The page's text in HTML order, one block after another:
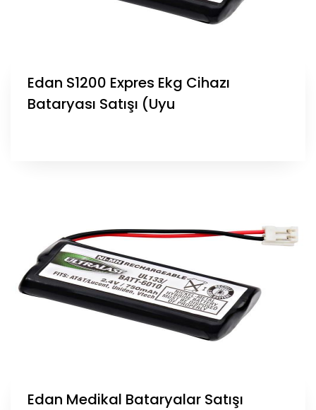
Edan S1200 Expres Ekg Cihazı
Bataryası Satışı (Uyu
Edan Medikal Bataryalar Satışı